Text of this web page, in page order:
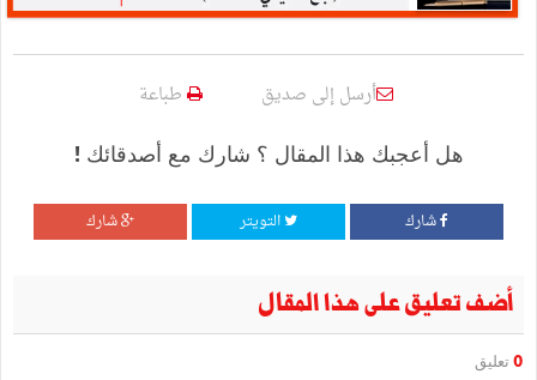
أرسل إلى صديق طباعة
هل أعجبك هذا المقال ؟ شارك مع أصدقائك !
شارك التويتر شارك
أضف تعليق على هذا المقال
0 تعليق